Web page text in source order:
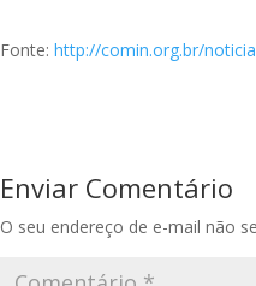
Fonte:http://comin.org.br/
Enviar Comentário
O seu endereço de e-mail não